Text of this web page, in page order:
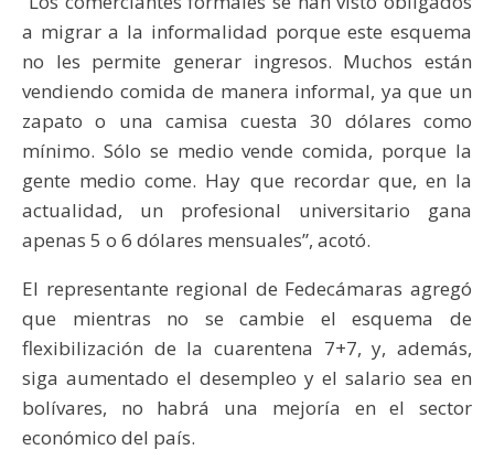
a migrar a la informalidad porque este esquema
no les permite generar ingresos. Muchos están
vendiendo comida de manera informal, ya que un
zapato o una camisa cuesta 30 dólares como
mínimo. Sólo se medio vende comida, porque la
gente medio come. Hay que recordar que, en la
actualidad, un profesional universitario gana
apenas 5 o 6 dólares mensuales”, acotó.
El representante regional de Fedecámaras agregó
que mientras no se cambie el esquema de
flexibilización de la cuarentena 7+7, y, además,
siga aumentado el desempleo y el salario sea en
bolívares, no habrá una mejoría en el sector
económico del país.